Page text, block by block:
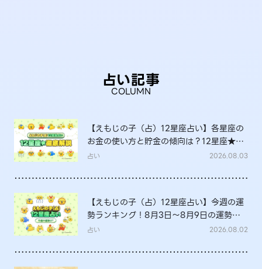
占い記事
COLUMN
【えもじの子（占）12星座占い】各星座の
お金の使い方と貯金の傾向は？12星座★徹
底解説
占い 2026.08.03
【えもじの子（占）12星座占い】今週の運
勢ランキング！8月3日～8月9日の運勢
は？
占い 2026.08.02